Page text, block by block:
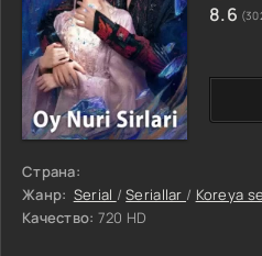
Страна:
Жанр: Serial /Seriallar / Koreya
Качество: 720 HD
8.6